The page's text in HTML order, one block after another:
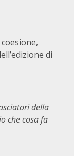
di
della
che cosa fa